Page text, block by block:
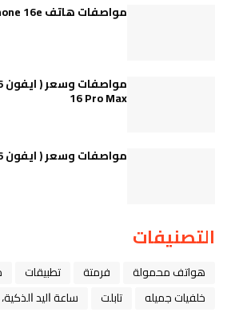
مواصفات هاتف iPhone 16e
16 Pro Max
مواصفات وسعر ( ايفون 16 برو ) iPhone 16 Pro
التصنيفات
هواتف محمولة فرمتة تطبيقات
خلفيات جميله
تابلت ﺳﺎﻋﺔ ﺍﻟﻴﺪ ﺍﻟﺬﻛﻴﺔ،